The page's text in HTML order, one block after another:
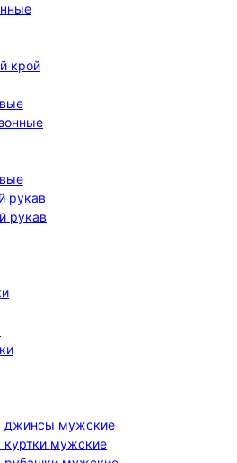
крой
рукав
рукав
джинсы мужские
куртки мужские